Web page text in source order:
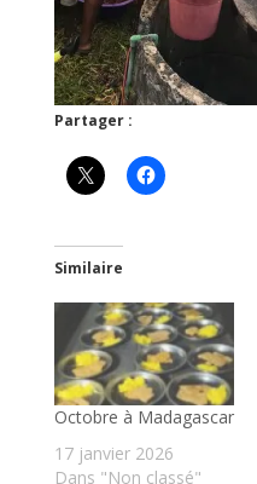
Partager :
Similaire
Octobre à Madagascar
17 janvier 2026
Dans "Non classé"